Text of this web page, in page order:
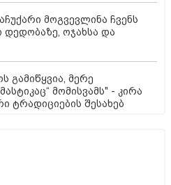
მოგვევლინა ჩვენს
დედობაზე, ოჯახსა და
გამიწყვია, მერე
მომისვამს" - კირა
ტრადიციების შესახებ